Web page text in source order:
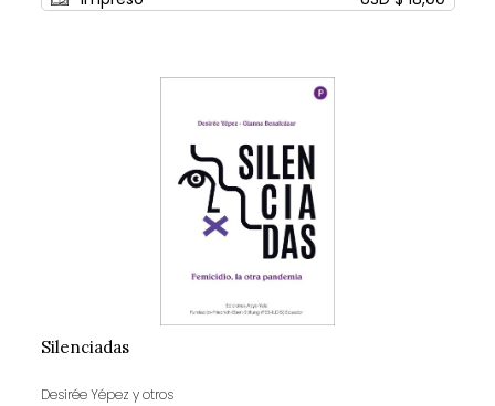
Silenciadas
Desirée Yépez y otros